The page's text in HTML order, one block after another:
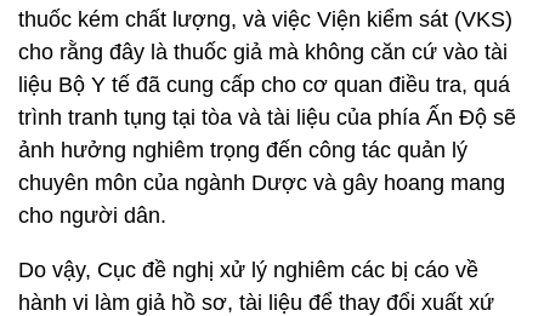
thuốc kém chất lượng, và việc Viện kiểm sát (VKS)
cho rằng đây là thuốc giả mà không căn cứ vào tài
liệu Bộ Y tế đã cung cấp cho cơ quan điều tra, quá
trình tranh tụng tại tòa và tài liệu của phía Ấn Độ sẽ
ảnh hưởng nghiêm trọng đến công tác quản lý
chuyên môn của ngành Dược và gây hoang mang
cho người dân.
Do vậy, Cục đề nghị xử lý nghiêm các bị cáo về
hành vi làm giả hồ sơ, tài liệu để thay đổi xuất xứ